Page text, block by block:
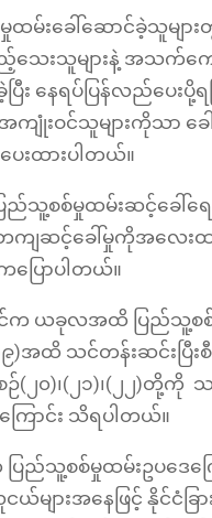
မှုထမ်းခေါ်ဆောင်ခဲ့သူမျာ
ေးသူများနဲ့ အသက်ကျ
ြီး နေရပ်ပြန်လည်ပေးပို့ရခ
ကျုံးဝင်သူများကိုသာ ခေ
းထားပါတယ်။
ြည်သူ့စစ်မှုထမ်းဆင့်ခေါ်ရေ
ကျဆင့်ခေါ်မှုကိုအလေးထ
ပြောပါတယ်။
င်က ယခုလအထိ ပြည်သူ့စ
အထိ သင်တန်းဆင်းပြီးစီး
၂၀)၊(၂၁)၊(၂၂)တို့ကို သ
ြောင်း သိရပါတယ်။
ပြည်သူ့စစ်မှုထမ်းဥပဒေက
ယ်များအနေဖြင့် နိုင်ငံခ